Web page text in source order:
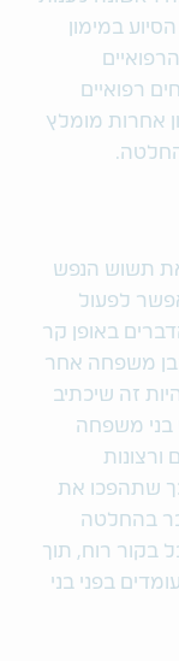
במימון
רפואיים
אחרות מומלץ
תשוש הנפש
לפעול
באופן קר
משפחה אחר
זה שיכתיב
בני משפחה
ורצונות
שתהפכו את
בהחלטה
בקור רוח, תוך
בפני בני